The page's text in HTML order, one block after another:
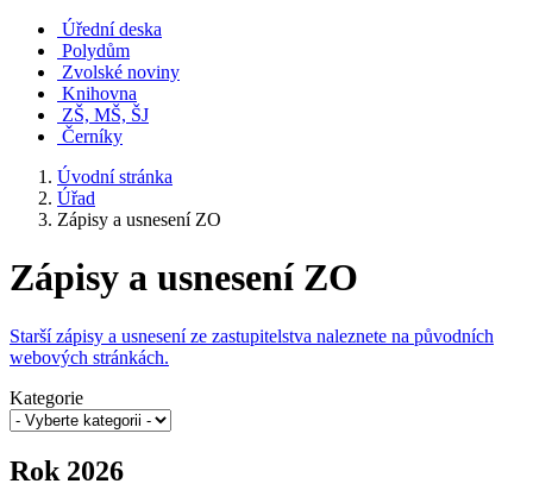
Úřední deska
Polydům
Zvolské noviny
Knihovna
ZŠ, MŠ, ŠJ
Černíky
Úvodní stránka
Úřad
Zápisy a usnesení ZO
Zápisy a usnesení ZO
Starší zápisy a usnesení ze zastupitelstva naleznete na původních
webových stránkách.
Kategorie
Rok 2026